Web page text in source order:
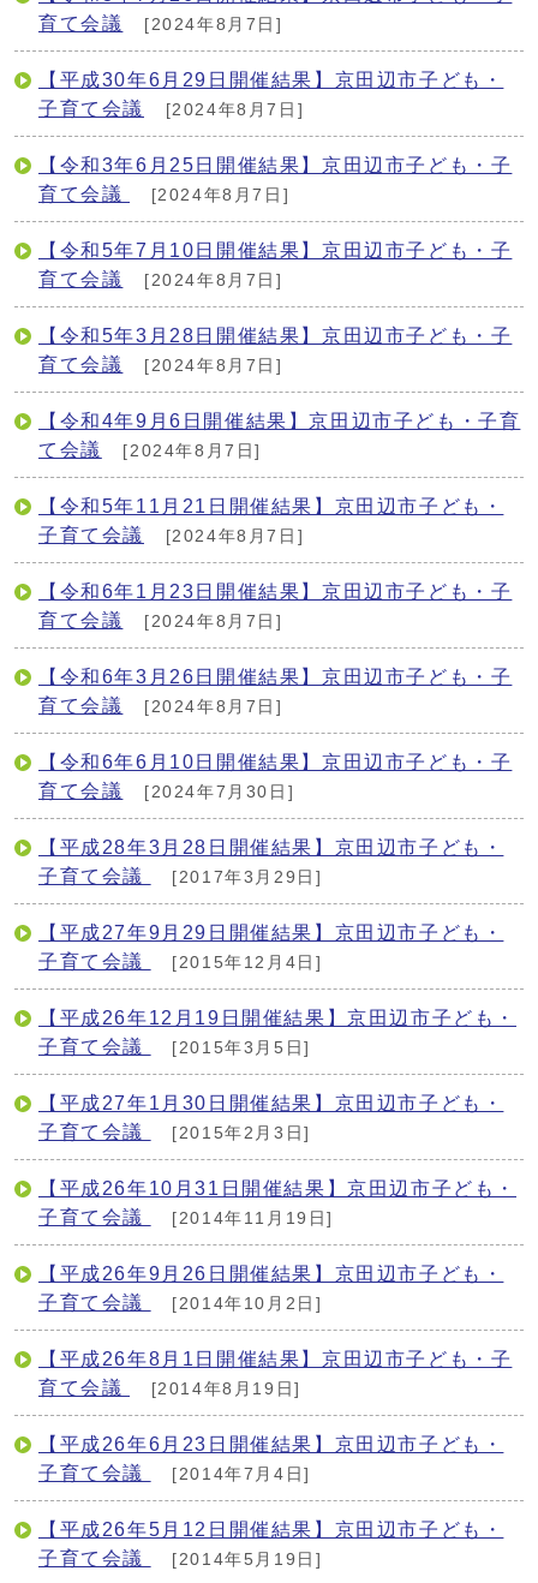
育て会議
[2024年8月7日]
【平成30年6月29日開催結果】京田辺市子ども・
子育て会議
[2024年8月7日]
【令和3年6月25日開催結果】京田辺市子ども・子
育て会議
[2024年8月7日]
【令和5年7月10日開催結果】京田辺市子ども・子
育て会議
[2024年8月7日]
【令和5年3月28日開催結果】京田辺市子ども・子
育て会議
[2024年8月7日]
【令和4年9月6日開催結果】京田辺市子ども・子育
て会議
[2024年8月7日]
【令和5年11月21日開催結果】京田辺市子ども・
子育て会議
[2024年8月7日]
【令和6年1月23日開催結果】京田辺市子ども・子
育て会議
[2024年8月7日]
【令和6年3月26日開催結果】京田辺市子ども・子
育て会議
[2024年8月7日]
【令和6年6月10日開催結果】京田辺市子ども・子
育て会議
[2024年7月30日]
【平成28年3月28日開催結果】京田辺市子ども・
子育て会議
[2017年3月29日]
【平成27年9月29日開催結果】京田辺市子ども・
子育て会議
[2015年12月4日]
【平成26年12月19日開催結果】京田辺市子ども・
子育て会議
[2015年3月5日]
【平成27年1月30日開催結果】京田辺市子ども・
子育て会議
[2015年2月3日]
【平成26年10月31日開催結果】京田辺市子ども・
子育て会議
[2014年11月19日]
【平成26年9月26日開催結果】京田辺市子ども・
子育て会議
[2014年10月2日]
【平成26年8月1日開催結果】京田辺市子ども・子
育て会議
[2014年8月19日]
【平成26年6月23日開催結果】京田辺市子ども・
子育て会議
[2014年7月4日]
【平成26年5月12日開催結果】京田辺市子ども・
子育て会議
[2014年5月19日]